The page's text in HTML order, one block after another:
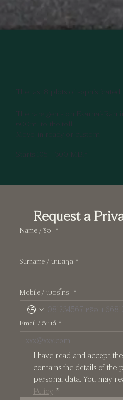
The last 8 plots of sophisticated
The rare gems on Ekamai-
600m. to the toll
Move-in ready or custom
Starts 105 - 300 MB.*
Request a
Name / ชื่อ *
Surname / นามสกุล *
Mobile / เบอร์โทร *
Email / อีเมล์ *
I have read and accept
contains the details of the
personal data. You may
Policy *